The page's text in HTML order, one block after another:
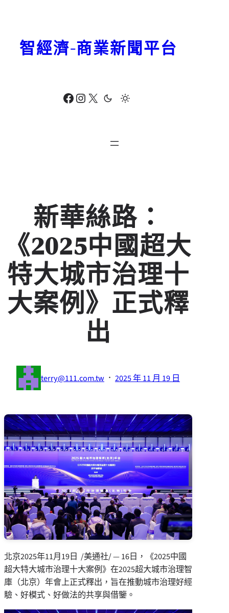
Facebook Instagram X
智經濟-商業新聞平台
新華絲路：
《2025中國超大
特大城市治理十
大案例》正式釋
出
terry@111.com.tw · 2025 年 11 月 19 日
北京2025年11月19日 /美通社/ — 16日，《2025中國
超大特大城市治理十大案例》在2025超大城市治理智
庫（北京）年會上正式釋出，旨在推動城市治理好經
驗、好模式、好做法的共享與借鑒。